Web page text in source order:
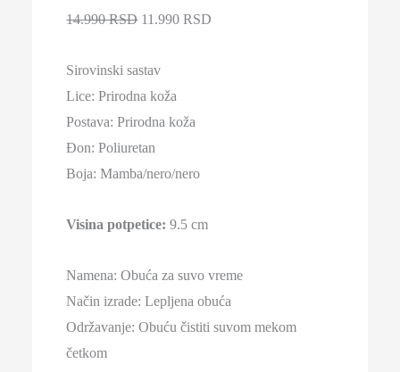
14.990 RSD 11.990 RSD
Sirovinski sastav
Lice:Prirodna koža
Postava:Prirodna koža
Đon: Poliuretan
Boja: Mamba/nero/nero
Visina potpetice: 9.5 cm
Namena: Obuća za suvo vreme
Način izrade: Lepljena obuća
Održavanje: Obuću čistiti suvom mekom
četkom